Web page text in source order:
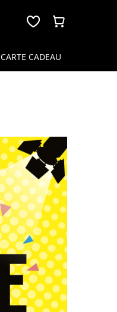
CARTE CADEAU